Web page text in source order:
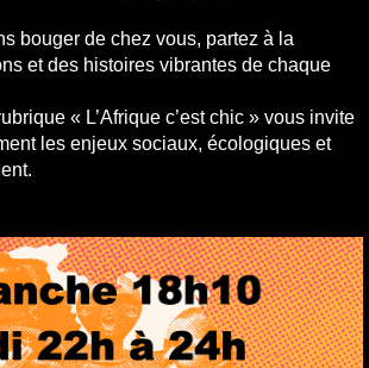
bouger de chez vous, partez à la
et des histoires vibrantes de chaque
« L’Afrique c’est chic » vous invite
les enjeux sociaux, écologiques et